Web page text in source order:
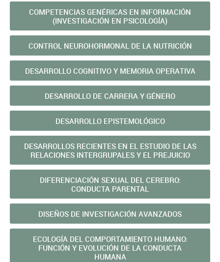
COMPETENCIAS GENÉRICAS EN INFORMACIÓN
(INVESTIGACIÓN EN PSICOLOGÍA)
CONTROL NEUROHORMONAL DE LA NUTRICIÓN
DESARROLLO COGNITIVO Y MEMORIA OPERATIVA
DESARROLLO DE CARRERA Y GÉNERO
DESARROLLO EPISTEMOLÓGICO
DESARROLLOS RECIENTES EN EL ESTUDIO DE LAS
RELACIONES INTERGRUPALES Y EL PREJUICIO
DIFERENCIACIÓN SEXUAL DEL CEREBRO:
CONDUCTA PARENTAL
DISEÑOS DE INVESTIGACIÓN AVANZADOS
ECOLOGÍA DEL COMPORTAMIENTO HUMANO:
FUNCIÓN Y EVOLUCIÓN DE LA CONDUCTA
HUMANA